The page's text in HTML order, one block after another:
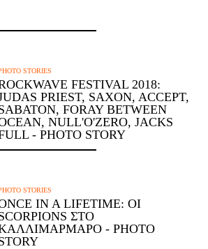
STORIES
FESTIVAL 2018:
PRIEST, SAXON, ACCEPT,
FORAY BETWEEN
NULL'O'ZERO, JACKS
- PHOTO STORY
STORIES
IN A LIFETIME: ΟΙ
ΣΤΟ
- PHOTO